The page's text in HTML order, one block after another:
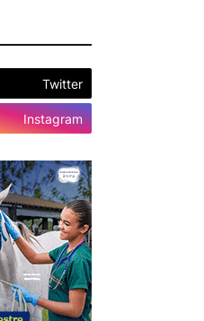
Twitter
Instagram